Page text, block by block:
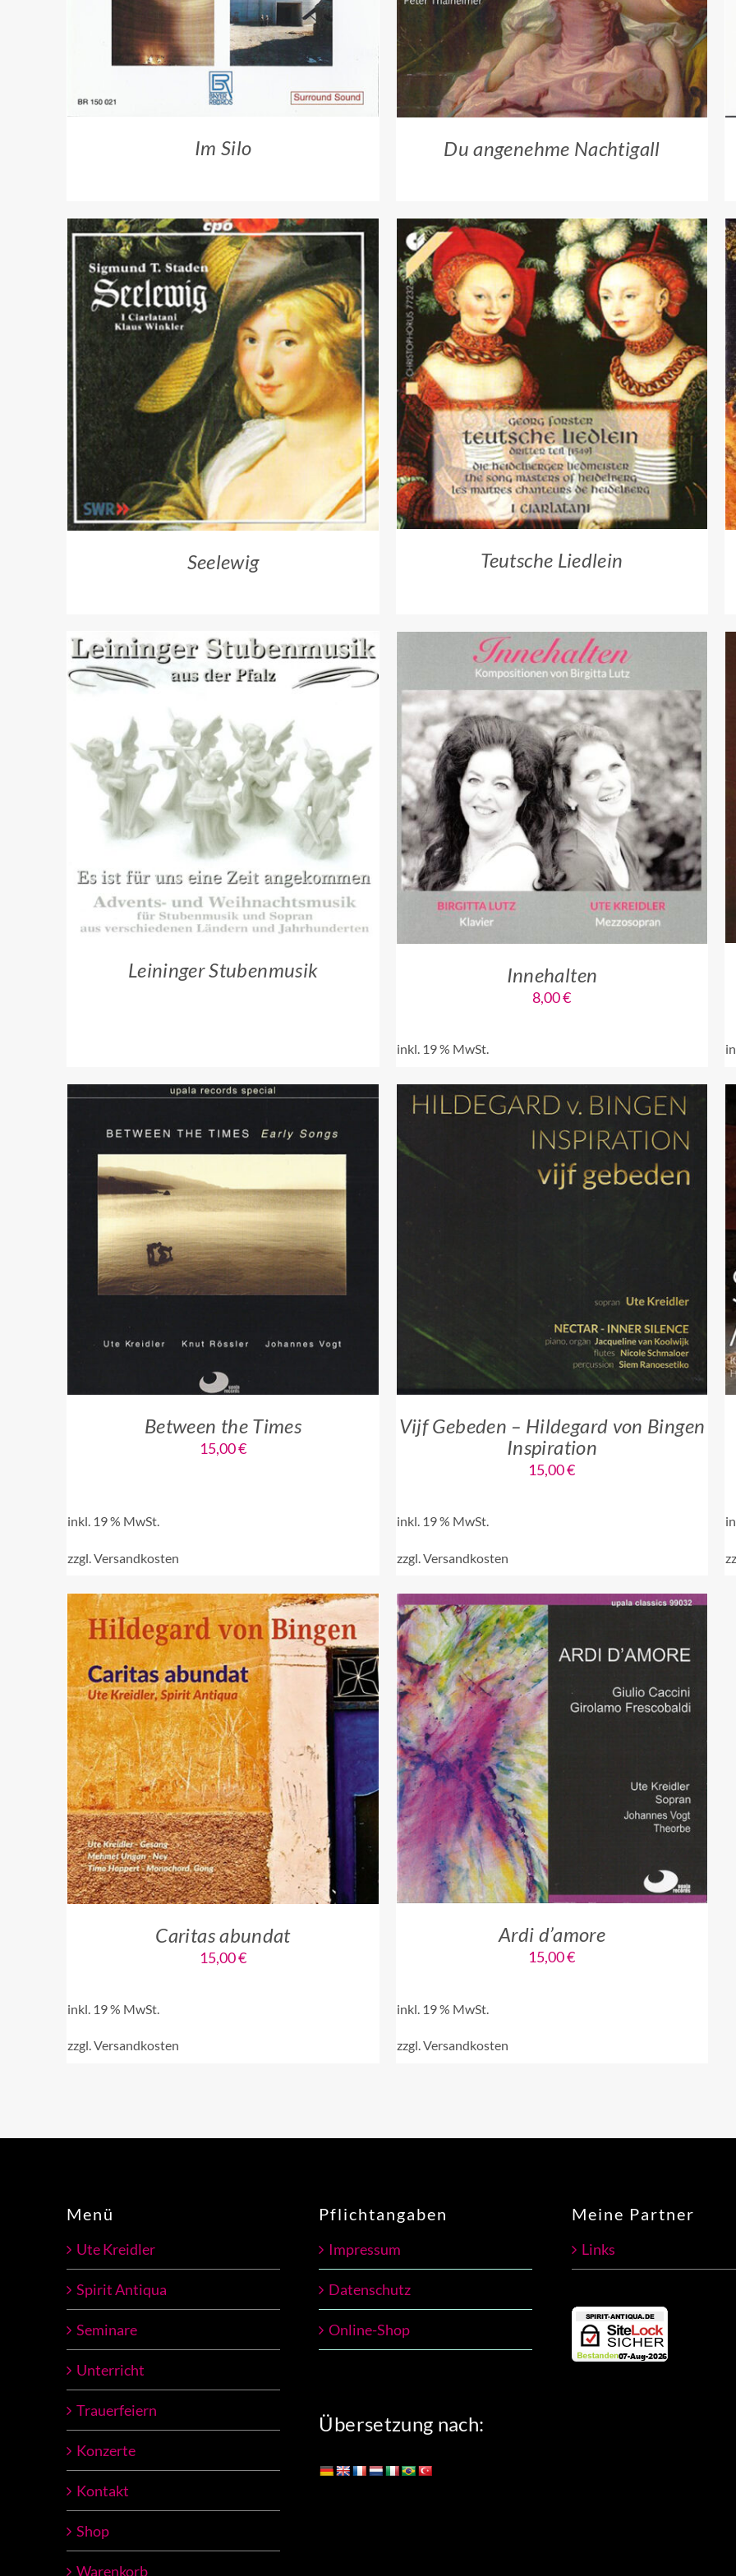
Im Silo Du angenehme Nachtigall
ZUM HÄNDLER / QUICK VIEW
Seelewig
ZUM HÄNDLER QUICK VIEW
Teutsche Liedlein
ZUM HÄNDLER / QUICK VIEW
Leininger Stubenmusik
IN DEN WARENKORB / QUICK VIEW
Innehalten
8,00€
inkl. 19 % MwSt.
IN DEN WARENKORB / QUICK VIEW
Between the Times
15,00€
inkl. 19 % MwSt.
zzgl.Versandkosten
Vijf Gebeden – Hildegard von Bingen
Inspiration
15,00€
inkl. 19 % MwSt.
zzgl. Versandkosten
IN DEN WARENKORB / QUICK VIEW
Caritas abundat
15,00€
inkl. 19 % MwSt.
zzgl.Versandkosten
IN DEN WARENKORB
Ardi d’amore
15,00€
inkl. 19 % MwSt.
zzgl.Versandkosten
Menü
Ute Kreidler
Spirit Antiqua
Seminare
Unterricht
Trauerfeiern
Konzerte
Kontakt
Shop
Warenkorb
Pflichtangaben
Impressum
Datenschutz
Online-Shop
Übersetzung nach:
Meine Partner
Links